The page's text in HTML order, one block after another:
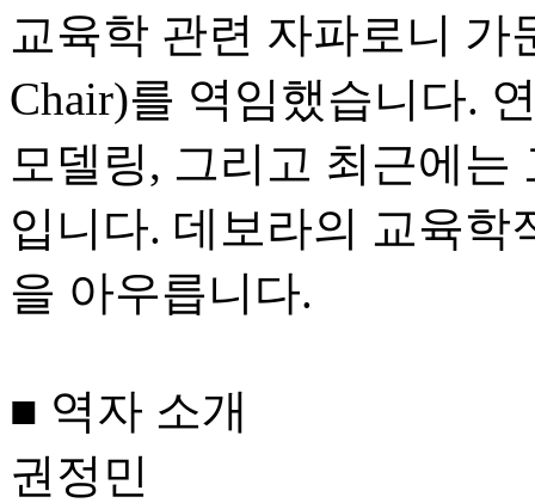
교육학 관련 자파로니 가
Chair)를 역임했습니다.
모델링, 그리고 최근에는
입니다. 데보라의 교육학
을 아우릅니다.
■ 역자 소개
권정민